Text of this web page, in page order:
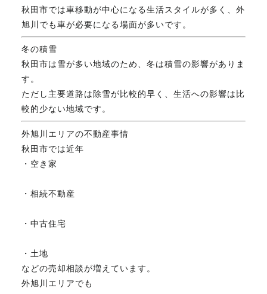
秋田市では車移動が中心になる生活スタイルが多く、外
旭川でも車が必要になる場面が多いです。
冬の積雪
秋田市は雪が多い地域のため、冬は積雪の影響がありま
す。
ただし主要道路は除雪が比較的早く、生活への影響は比
較的少ない地域です。
外旭川エリアの不動産事情
秋田市では近年
・空き家
・相続不動産
・中古住宅
・土地
などの売却相談が増えています。
外旭川エリアでも